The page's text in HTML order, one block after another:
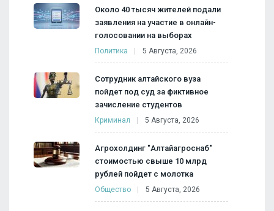
Около 40 тысяч жителей подали
заявления на участие в онлайн-
голосовании на выборах
Политика 5 Августа, 2026
Сотрудник алтайского вуза
пойдет под суд за фиктивное
зачисление студентов
Криминал 5 Августа, 2026
Агрохолдинг "Алтайагроснаб"
стоимостью свыше 10 млрд
рублей пойдет с молотка
Общество 5 Августа, 2026